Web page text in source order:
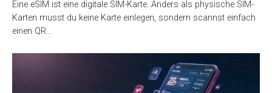
Eine eSIM ist eine digitale SIM-Karte. Anders als physische SIM-
Karten musst du keine Karte einlegen, sondern scannst einfach
einen QR…